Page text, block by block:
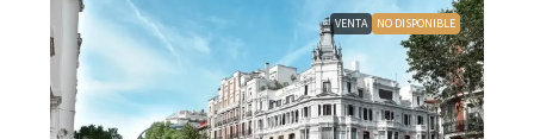
VENTA NO DISPONIBLE